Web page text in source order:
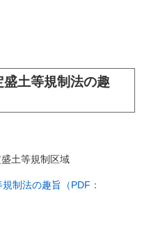
土等規制法の趣
土等規制区域
制法の趣旨（PDF：